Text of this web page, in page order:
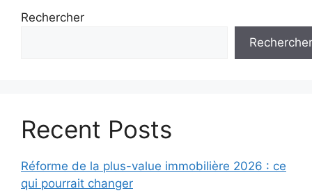
Rechercher
Rechercher
Recent Posts
Réforme de la plus-value immobilière 2026 : ce
qui pourrait changer